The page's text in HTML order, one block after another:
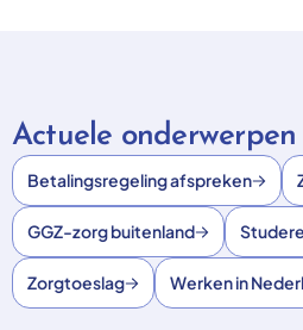
Actuele onderwerpen
Betalingsregeling afspreken
GGZ-zorg buitenland
Zorgtoeslag Werken in